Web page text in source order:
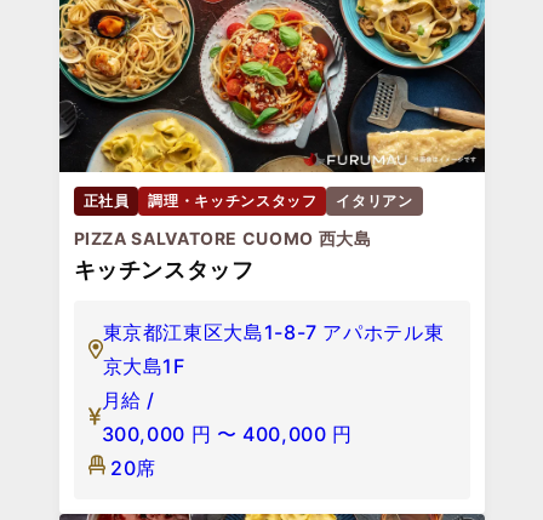
正社員 調理・キッチンスタッフ イタリアン
PIZZA SALVATORE CUOMO 西大島
キッチンスタッフ
東京都江東区大島1-8-7 アパホテル東
京大島1F
月給 /
300,000 円 〜 400,000 円
20席